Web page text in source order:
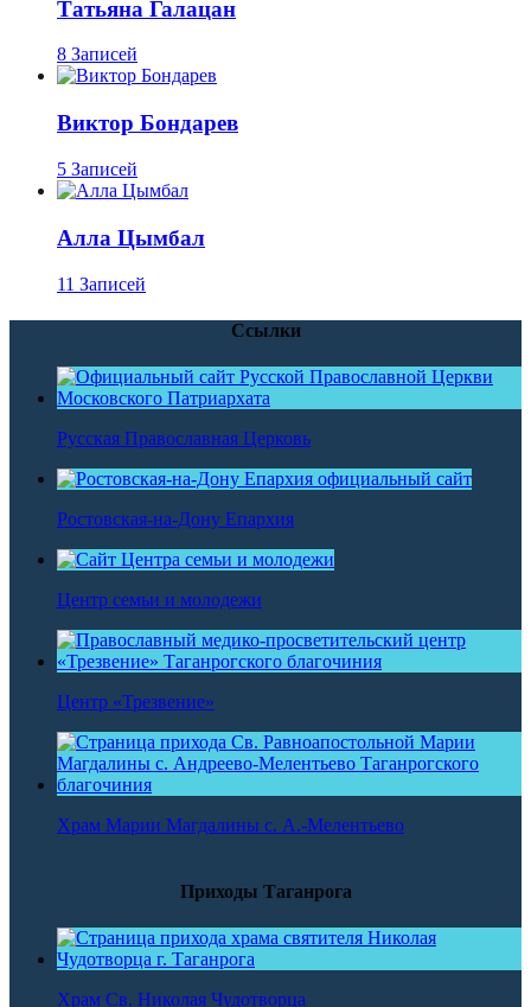
Татьяна Галацан
8 Записей
Виктор Бондарев
5 Записей
Алла Цымбал
11 Записей
Ссылки
Русская Православная Церковь
Ростовская-на-Дону Епархия
Центр семьи и молодежи
Центр «Трезвение»
Храм Марии Магдалины с. А.-Мелентьево
Приходы Таганрога
Храм Св. Николая Чудотворца